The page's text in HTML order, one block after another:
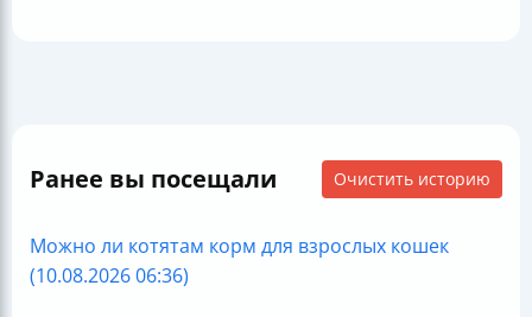
Ранее вы посещали Очистить историю
Можно ли котятам корм для взрослых кошек
(10.08.2026 06:36)